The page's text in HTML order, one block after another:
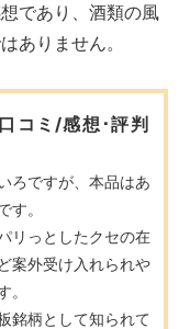
であり、酒類の風
ありません。
コミ/感想･評判
ろですが、本品はあ
す。
リっとしたクセの在
案外受け入れられや
。
銘柄として知られて